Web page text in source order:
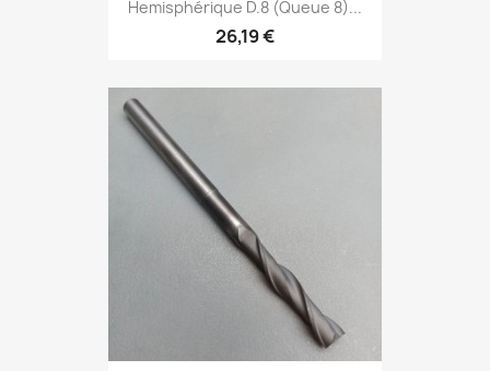
Hemisphérique D.8 (Queue 8)...
26,19 €